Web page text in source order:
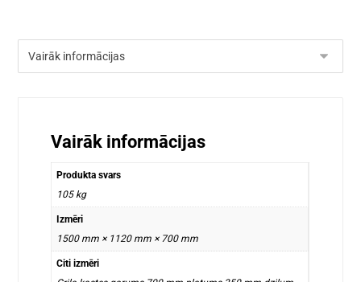
Vairāk informācijas
Produkta svars
105 kg
Izmēri
1500 mm × 1120 mm × 700 mm
Citi izmēri